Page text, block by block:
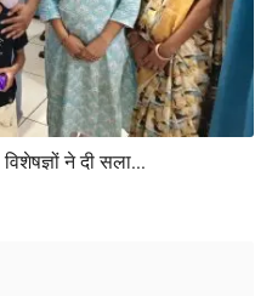
ने दी सला...